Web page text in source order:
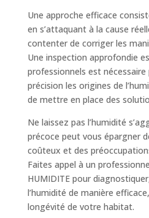
Une approche efficace
en s’attaquant à la cause
contenter de corriger les
Une inspection approfondie
professionnels est
précision les origines de
de mettre en place des
Ne laissez pas l’humidité
précoce peut vous épargner
coûteux et des
Faites appel à un
HUMIDITE pour
l’humidité de manière
longévité de votre habitat.